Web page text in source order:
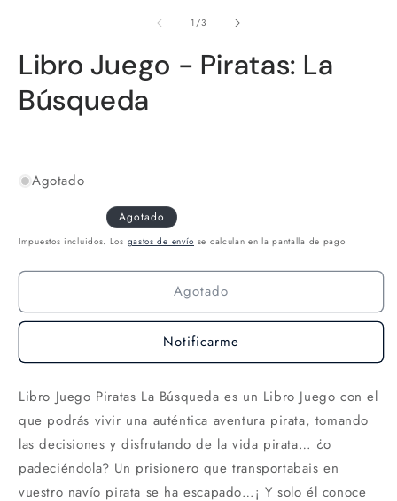
una
ventana
modal
1/de
3
Libro Juego - Piratas: La
Búsqueda
Agotado
Agotado
Impuestos incluidos. Los gastos de envío se calculan en la pantalla de pago.
Agotado
Notificarme
Libro Juego Piratas La Búsqueda es un Libro Juego con el
que podrás vivir una auténtica aventura pirata, tomando
las decisiones y disfrutando de la vida pirata… ¿o
padeciéndola? Un prisionero que transportabais en
vuestro navío pirata se ha escapado…¡ Y solo él conoce